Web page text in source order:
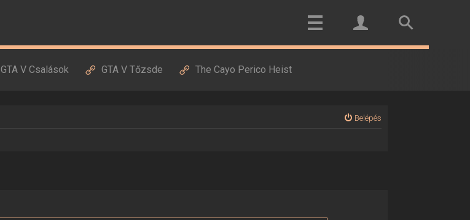
GTA V Csalások GTA V Tőzsde The Cayo Perico Heist
Belépés